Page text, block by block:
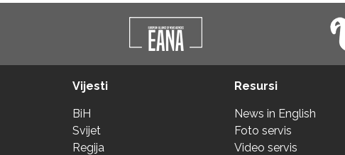
Vijesti
BiH
Svijet
Regija
Resursi
News in English
Foto servis
Video servis